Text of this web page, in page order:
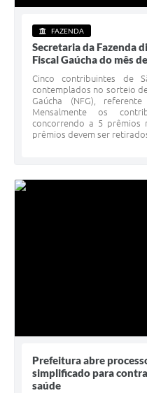
FAZENDA
Secretaria da Fazenda
Fiscal Gaúcha do mês
Cinco contribuintes de
contemplados no sorteio
Gaúcha (NFG),
Mensalmente os
concorrendo a 5 prêmios
prêmios devem ser
Prefeitura abre
simplificado para
saúde